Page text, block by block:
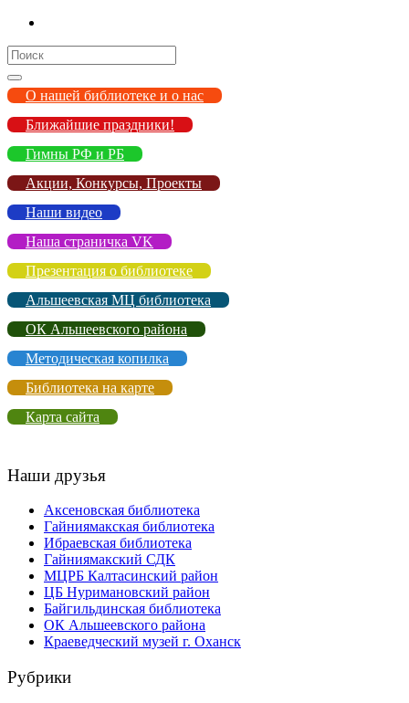
Search
for:
О нашей библиотеке и о нас
Ближайшие праздники!
Гимны РФ и РБ
Акции, Конкурсы, Проекты
Наши видео
Наша страничка VK
Презентация о библиотеке
Альшеевская МЦ библиотека
ОК Альшеевского района
Методическая копилка
Библиотека на карте
Карта сайта
Наши друзья
Аксеновская библиотека
Гайниямакская библиотека
Ибраевская библиотека
Гайниямакский СДК
МЦРБ Калтасинский район
ЦБ Нуримановский район
Байгильдинская библиотека
ОК Альшеевского района
Краеведческий музей г. Оханск
Рубрики